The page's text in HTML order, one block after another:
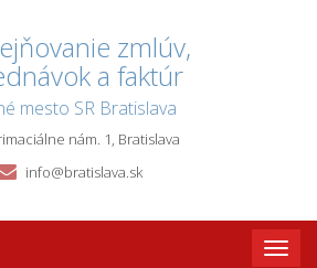
zmlúv,
a faktúr
mesto SR Bratislava
nám. 1, Bratislava
info@bratislava.sk
Toggle